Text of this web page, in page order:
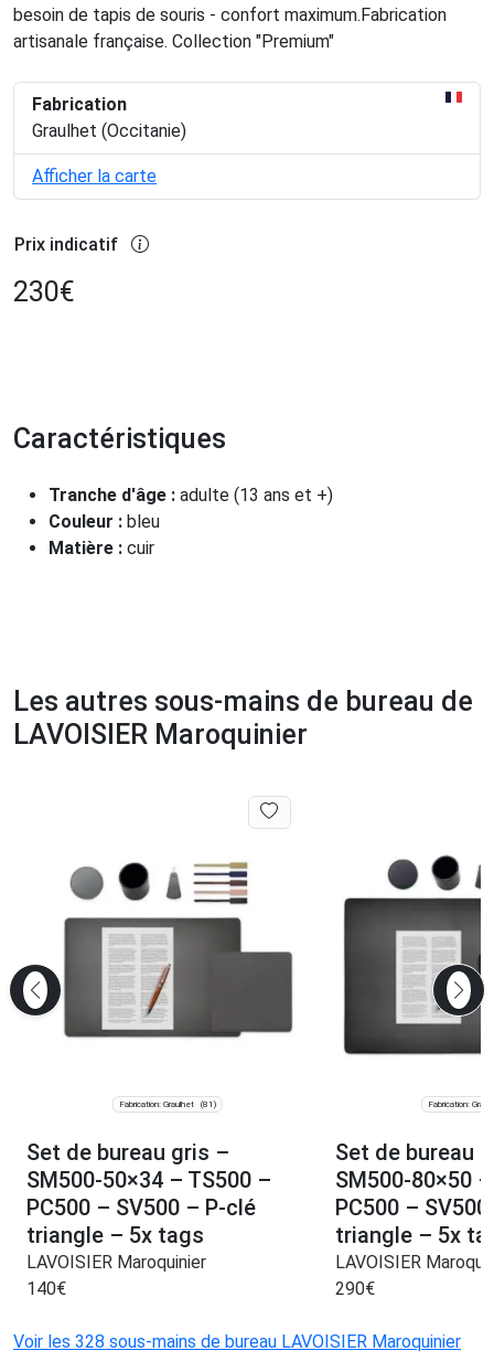
besoin de tapis de souris - confort maximum.Fabrication
artisanale française. Collection "Premium"
Fabrication
Graulhet (Occitanie)
Afficher la carte
Prix indicatif
230€
Caractéristiques
Tranche d'âge : adulte (13 ans et +)
Couleur : bleu
Matière : cuir
Les autres sous-mains de bureau de
LAVOISIER Maroquinier
Fabrication: Graulhet (81)
Set de bureau gris –
SM500-50×34 – TS500 –
PC500 – SV500 – P-clé
triangle – 5x tags
LAVOISIER Maroquinier
140€
Fabrication:
Set de bureau
SM500-80×50
PC500 –
triangle – 5x
LAVOISIER
290€
Voir les 328 sous-mains de bureau LAVOISIER Maroquinier